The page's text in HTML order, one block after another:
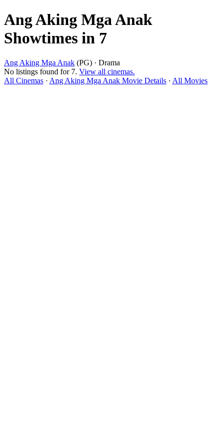
Ang Aking Mga Anak
Showtimes in 7
Ang Aking Mga Anak (PG) · Drama
No listings found for 7. View all cinemas.
All Cinemas · Ang Aking Mga Anak Movie Details · All Movies